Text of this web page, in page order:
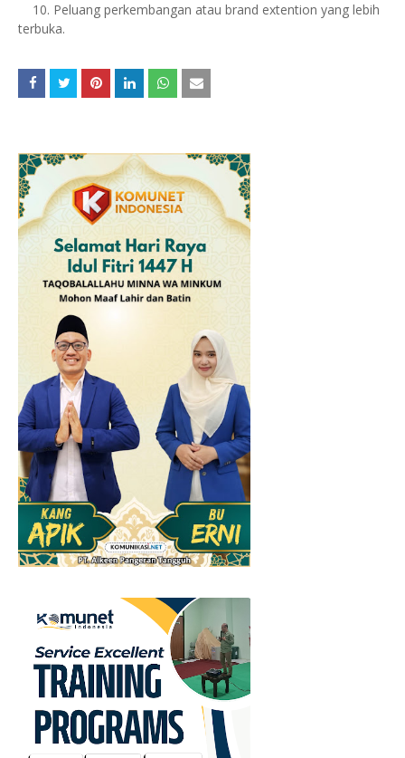
10. Peluang perkembangan atau brand extention yang lebih
terbuka.